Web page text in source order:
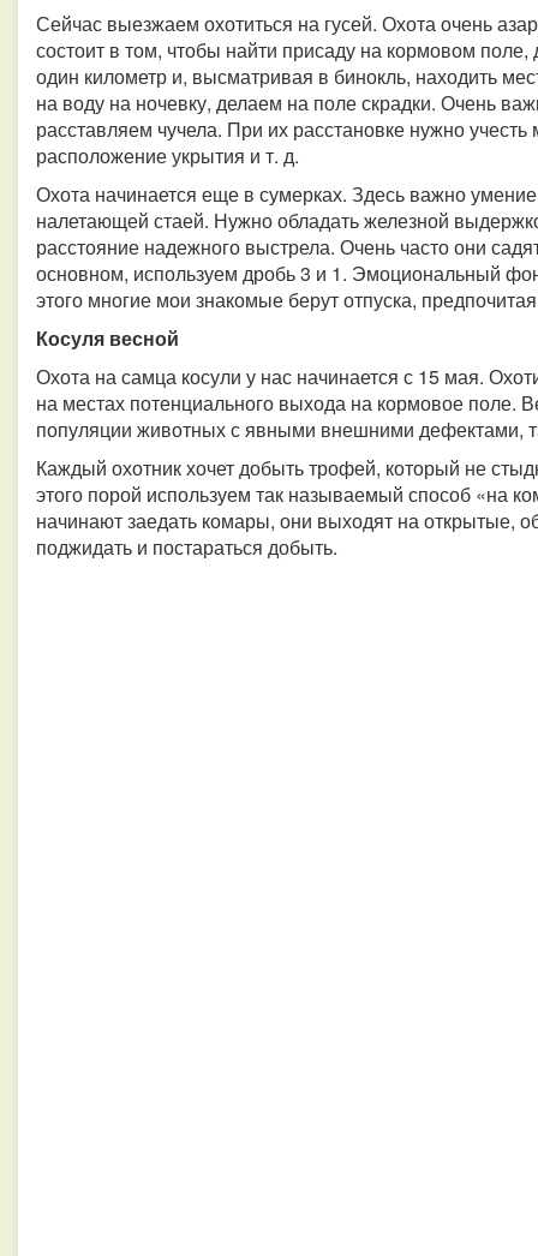
Сейчас выезжаем охотиться на гусей. Охота очень
состоит в том, чтобы найти присаду на кормовом поле,
один километр и, высматривая в бинокль, находить
на воду на ночевку, делаем на поле скрадки. Очень
расставляем чучела. При их расстановке нужно
расположение укрытия и т. д.
Охота начинается еще в сумерках. Здесь важно
налетающей стаей. Нужно обладать железной
расстояние надежного выстрела. Очень часто они
основном, используем дробь 3 и 1. Эмоциональный
этого многие мои знакомые берут отпуска,
Косуля весной
Охота на самца косули у нас начинается с 15 мая.
на местах потенциального выхода на кормовое поле.
популяции животных с явными внешними дефектами,
Каждый охотник хочет добыть трофей, который не
этого порой используем так называемый способ «на
начинают заедать комары, они выходят на открытые,
поджидать и постараться добыть.